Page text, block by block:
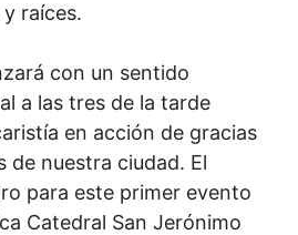
raíces.
con un sentido
a las tres de la tarde
en acción de gracias
de nuestra ciudad. El
para este primer evento
Catedral San Jerónimo